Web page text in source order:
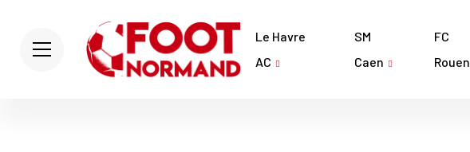
Le Havre
AC
SM
Caen
FC
Rouen